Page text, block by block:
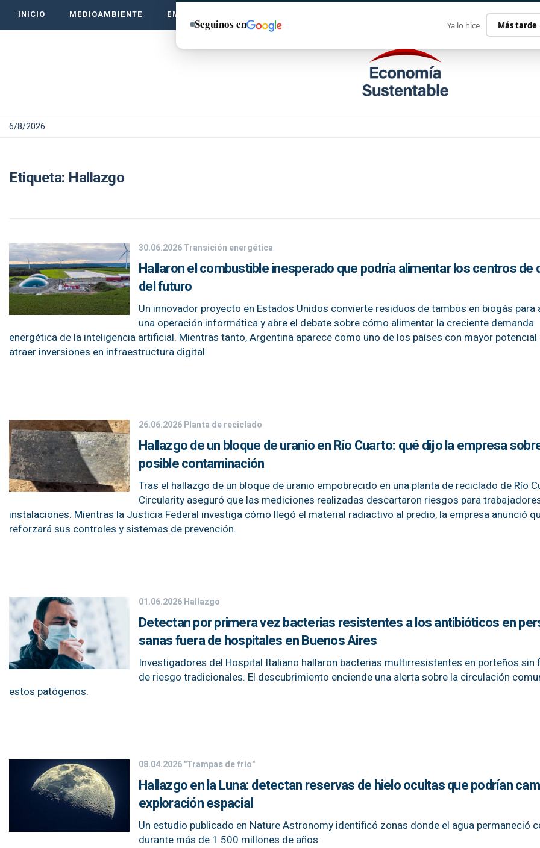
INICIO MEDIOAMBIENTE EMPRENDE VERDE
6/8/2026
Etiqueta: Hallazgo
30.06.2026Transición energética
Hallaron el combustible inesperado que podría alimentar los centros de
del futuro
Un innovador proyecto en Estados Unidos convierte residuos de tambos en biogás para
una operación informática y abre el debate sobre cómo alimentar la creciente demanda
energética de la inteligencia artificial. Mientras tanto, Argentina aparece como uno de los países con mayor potencial
atraer inversiones en infraestructura digital.
26.06.2026Planta de reciclado
Hallazgo de un bloque de uranio en Río Cuarto: qué dijo la empresa
posible contaminación
Tras el hallazgo de un bloque de uranio empobrecido en una planta de reciclado de Río
Circularity aseguró que las mediciones realizadas descartaron riesgos para
instalaciones. Mientras la Justicia Federal investiga cómo llegó el material radiactivo al predio, la empresa anunció
reforzará sus controles y sistemas de prevención.
01.06.2026Hallazgo
Detectan por primera vez bacterias resistentes a los antibióticos en
sanas fuera de hospitales en Buenos Aires
Investigadores del Hospital Italiano hallaron bacterias multirresistentes en porteños sin
de riesgo tradicionales. El descubrimiento enciende una alerta sobre la circulación
estos patógenos.
08.04.2026"Trampas de frío"
Hallazgo en la Luna: detectan reservas de hielo ocultas que podrían
exploración espacial
Un estudio publicado en Nature Astronomy identificó zonas donde el agua permaneció
durante más de 1.500 millones de años.
Seguinos en Ya lo hice Más tarde